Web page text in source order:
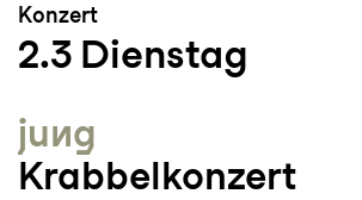
Konzert
2.3 Dienstag
jung
Krabbelkonzert